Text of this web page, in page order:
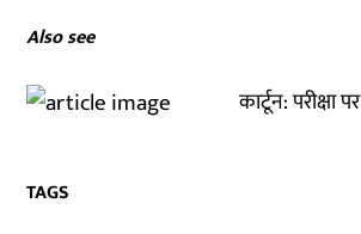
Also see
कार्टून: परीक्षा
TAGS